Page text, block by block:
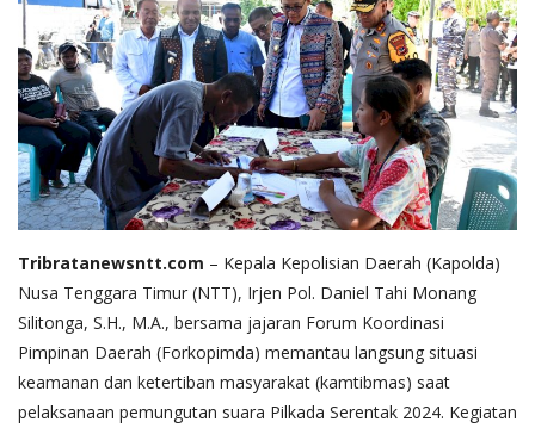
Tribratanewsntt.com – Kepala Kepolisian Daerah (Kapolda)
Nusa Tenggara Timur (NTT), Irjen Pol. Daniel Tahi Monang
Silitonga, S.H., M.A., bersama jajaran Forum Koordinasi
Pimpinan Daerah (Forkopimda) memantau langsung situasi
keamanan dan ketertiban masyarakat (kamtibmas) saat
pelaksanaan pemungutan suara Pilkada Serentak 2024. Kegiatan